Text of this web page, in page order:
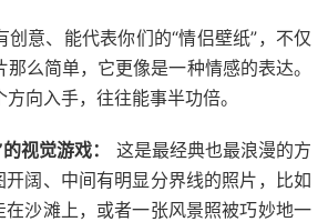
创意、能代表你们的“情侣壁纸”，不仅
么简单，它更像是一种情感的表达。
向入手，往往能事半功倍。
视觉游戏：
这是最经典也最浪漫的方
开阔、中间有明显分界线的照片，比如
在沙滩上，或者一张风景照被巧妙地一